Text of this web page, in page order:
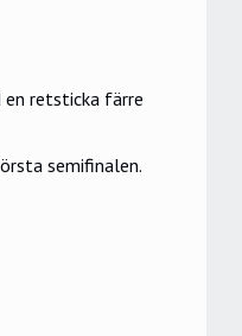
en retsticka färre
semifinalen.